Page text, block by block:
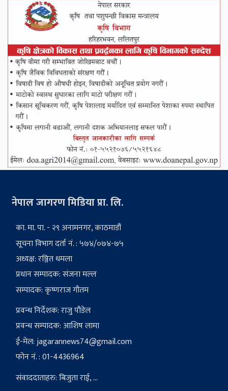
नेपाल जागरण मिडिया प्रा. लि.
का. मा. पा. - २९ अनामनगर, काठमाडौं
सूचना विभाग दर्ता नं. : ५७४/०७४-७५
अध्यक्ष: रञ्जित धमला
प्रधान सम्पादक: संजना मल्ल
सम्पादक: कृष्णराज गौतम
प्रवन्ध निर्देशक: राजु पौडेल
प्रवन्ध सम्पादक: आशिष लामा
ई-मेल:jagarannews74@gmail.com
फोन नं. : 01-4436964
संवाददाताहरु: बिजुता राई, ...